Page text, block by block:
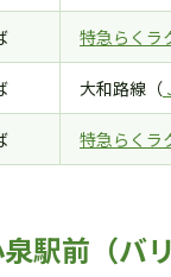
特急らくラ
大和路線（
特急らくラ
駅前（バ